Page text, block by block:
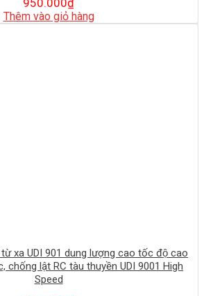
950.000₫
Thêm vào giỏ hàng
xa UDI 901 dung lượng cao tốc độ cao
chống lật RC tàu thuyền UDI 9001 High
Speed